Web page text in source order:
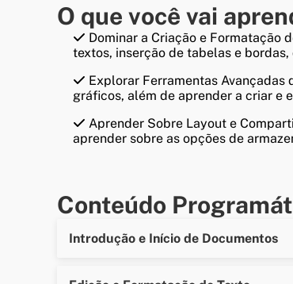
O que você vai
Dominar a Criação e Formatação
textos, inserção de tabelas e
Explorar Ferramentas Avançadas
gráficos, além de aprender a criar e
Aprender Sobre Layout e
aprender sobre as opções de
Conteúdo
Introdução e Início de Documentos